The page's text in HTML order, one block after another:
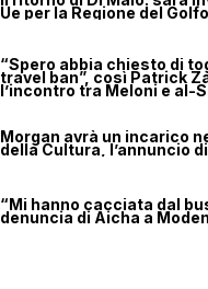
Ue per la Regione del
“Spero abbia chiesto di
travel ban”, così Patrick
l’incontro tra Meloni e al-
Morgan avrà un incarico
della Cultura, l’annuncio
“Mi hanno cacciata dal
denuncia di Aicha a